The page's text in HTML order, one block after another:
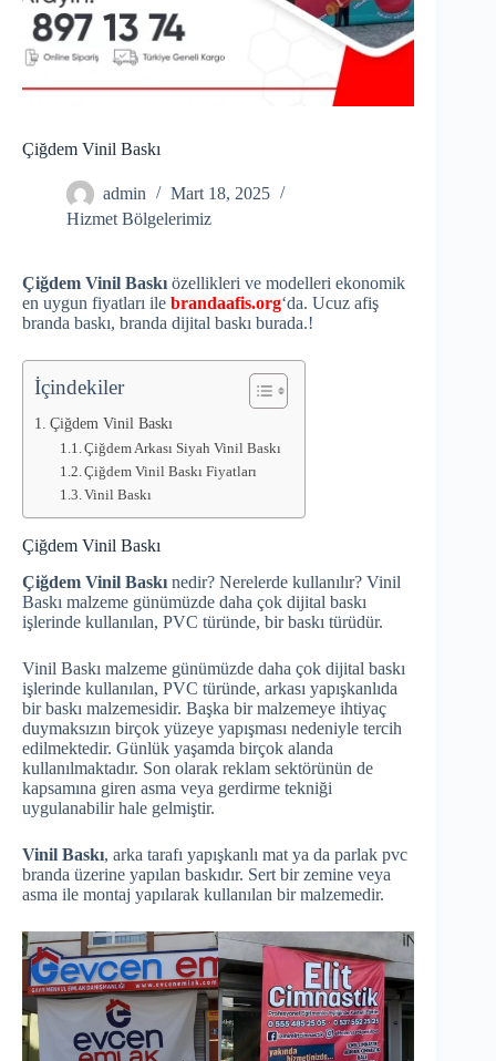
Çiğdem Vinil Baskı
admin
Mart 18, 2025
Hizmet Bölgelerimiz
Çiğdem Vinil Baskı özellikleri ve modelleri ekonomik
en uygun fiyatları ile brandaafis.org‘da. Ucuz afiş
branda baskı, branda dijital baskı burada.!
İçindekiler
Çiğdem Vinil Baskı
Çiğdem Arkası Siyah Vinil Baskı
Çiğdem Vinil Baskı Fiyatları
Vinil Baskı
Çiğdem Vinil Baskı
Çiğdem Vinil Baskı nedir? Nerelerde kullanılır? Vinil
Baskı malzeme günümüzde daha çok dijital baskı
işlerinde kullanılan, PVC türünde, bir baskı türüdür.
Vinil Baskı malzeme günümüzde daha çok dijital baskı
işlerinde kullanılan, PVC türünde, arkası yapışkanlıda
bir baskı malzemesidir. Başka bir malzemeye ihtiyaç
duymaksızın birçok yüzeye yapışması nedeniyle tercih
edilmektedir. Günlük yaşamda birçok alanda
kullanılmaktadır. Son olarak reklam sektörünün de
kapsamına giren asma veya gerdirme tekniği
uygulanabilir hale gelmiştir.
Vinil Baskı, arka tarafı yapışkanlı mat ya da parlak pvc
branda üzerine yapılan baskıdır. Sert bir zemine veya
asma ile montaj yapılarak kullanılan bir malzemedir.